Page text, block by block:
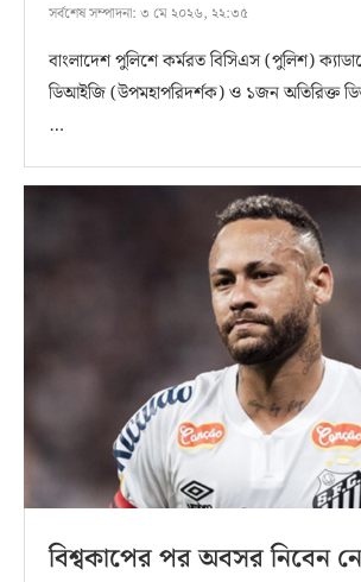
সর্বশেষ সম্পাদনা: ৩ মে ২০২৬, ২২:৩৫
বাংলাদেশ পুলিশে কর্মরত বিসিএস (পুলিশ)
ডিআইজি (উপমহাপরিদর্শক) ও ১জন অতিরিক্ত
…
বিশ্বকাপের পর অবসর নিবেন